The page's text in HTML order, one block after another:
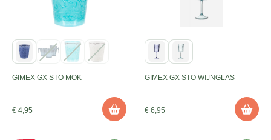
GIMEX GX STO MOK
€ 4,95
GIMEX GX STO WIJNGLAS
€ 6,95